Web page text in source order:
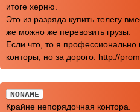
итоге херню.
Это из разряда купить телегу
же можно же перевозить грузы.
Если что, то я
конторы, но за дорого: http://
NONAME
Крайне непорядочная контора.